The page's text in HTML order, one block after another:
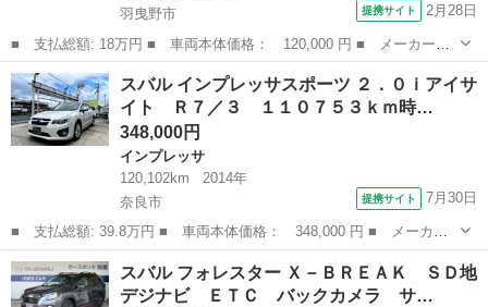
羽曳野市
提携サイト 2月28日
■ 支払総額: 18万円 ■ 車両本体価格： 120,000 円 ■ メーカー
名： スバル ■ 車種名： ステラ ■ グレード名： Ｌ ブラック
インテリアセレクション ■ 排気量： 660cc ■ ドア枚数： 5D ■
ミ...
大阪 羽曳野市 ステラ
スバル インプレッサスポーツ ２．０ｉアイサ
イト Ｒ７／３ １１０７５３ｋｍ時…
348,000円
インプレッサ
120,102km
2014年
奈良市
提携サイト 7月30日
■ 支払総額: 39.8万円 ■ 車両本体価格： 348,000 円 ■ メーカー
名： スバル ■ 車種名： インプレッサスポーツ ■ グレード
名： ２．０ｉアイサイト Ｒ７／３ １１０７５３ｋｍ時プラグ交
換済み ２６／５...
奈良 奈良市
スバル フォレスター Ｘ－ＢＲＥＡＫ ＳＤ地
デジナビ ＥＴＣ バックカメラ サ…